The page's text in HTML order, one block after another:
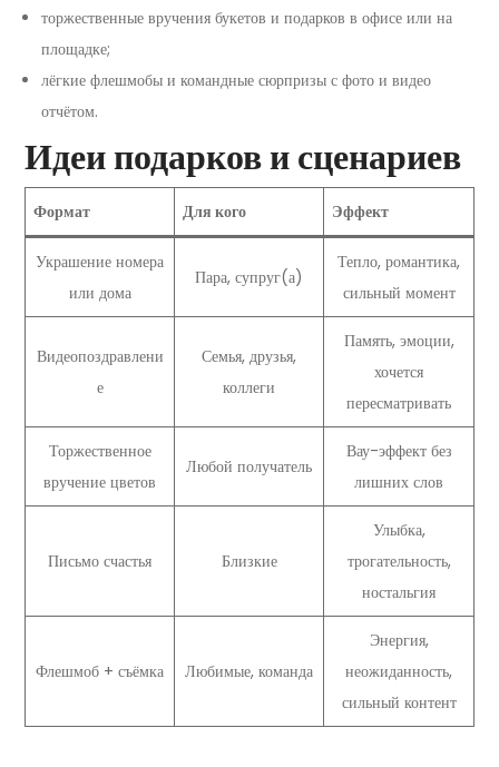
торжественные вручения букетов и подарков в офисе или на
площадке;
лёгкие флешмобы и командные сюрпризы с фото и видео
отчётом.
Идеи подарков и сценариев
Формат Для кого Эффект
Украшение номера
или дома
Пара, супруг(а)
Тепло, романтика,
сильный момент
Видеопоздравлени
е
Семья, друзья,
коллеги
Память, эмоции,
хочется
пересматривать
Торжественное
вручение цветов
Любой получатель
Вау-эффект без
лишних слов
Письмо счастья Близкие
Улыбка,
трогательность,
ностальгия
Флешмоб + съёмка Любимые, команда
Энергия,
неожиданность,
сильный контент